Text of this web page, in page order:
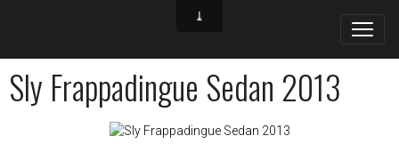
Sly Frappadingue Sedan 2013